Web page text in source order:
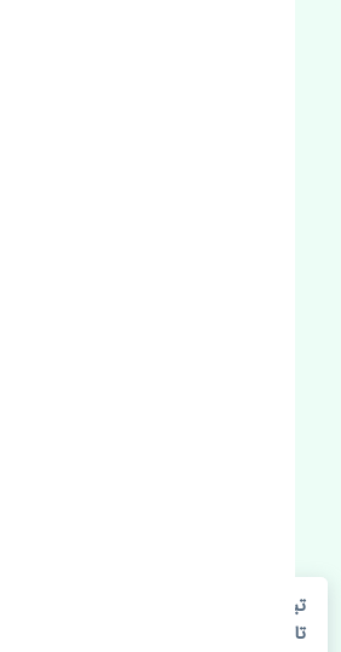
اطلاعات فنی خود را
تایوان